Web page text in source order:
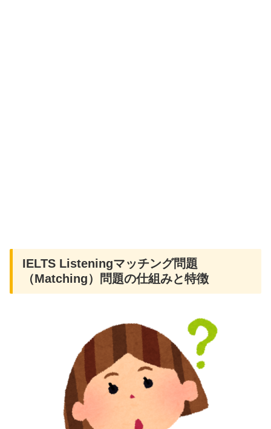
IELTS Listeningマッチング問題
（Matching）問題の仕組みと特徴